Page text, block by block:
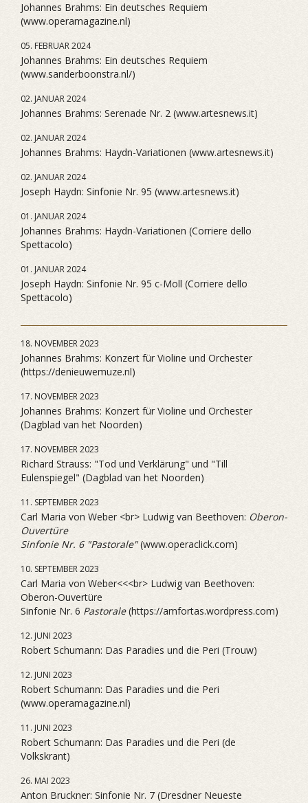
Johannes Brahms: Ein deutsches Requiem
(www.operamagazine.nl)
05. FEBRUAR 2024
Johannes Brahms: Ein deutsches Requiem
(www.sanderboonstra.nl/)
02. JANUAR 2024
Johannes Brahms: Serenade Nr. 2 (www.artesnews.it)
02. JANUAR 2024
Johannes Brahms: Haydn-Variationen (www.artesnews.it)
02. JANUAR 2024
Joseph Haydn: Sinfonie Nr. 95 (www.artesnews.it)
01. JANUAR 2024
Johannes Brahms: Haydn-Variationen (Corriere dello
Spettacolo)
01. JANUAR 2024
Joseph Haydn: Sinfonie Nr. 95 c-Moll (Corriere dello
Spettacolo)
18. NOVEMBER 2023
Johannes Brahms: Konzert für Violine und Orchester
(https://denieuwemuze.nl)
17. NOVEMBER 2023
Johannes Brahms: Konzert für Violine und Orchester
(Dagblad van het Noorden)
17. NOVEMBER 2023
Richard Strauss: "Tod und Verklärung" und "Till
Eulenspiegel" (Dagblad van het Noorden)
11. SEPTEMBER 2023
Carl Maria von Weber <br> Ludwig van Beethoven: Oberon-
Ouvertüre
Sinfonie Nr. 6 "Pastorale"(www.operaclick.com)
10. SEPTEMBER 2023
Carl Maria von Weber<<<br> Ludwig van Beethoven:
Oberon-Ouvertüre
Sinfonie Nr. 6 Pastorale(https://amfortas.wordpress.com)
12. JUNI 2023
Robert Schumann: Das Paradies und die Peri (Trouw)
12. JUNI 2023
Robert Schumann: Das Paradies und die Peri
(www.operamagazine.nl)
11. JUNI 2023
Robert Schumann: Das Paradies und die Peri (de
Volkskrant)
26. MAI 2023
Anton Bruckner: Sinfonie Nr. 7 (Dresdner Neueste